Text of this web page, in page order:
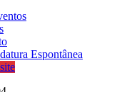
Espontânea